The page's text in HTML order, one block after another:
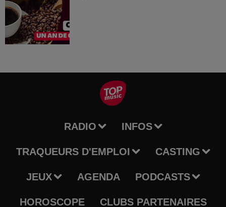
RADIO INFOS
TRAQUEURS D'EMPLOI CASTING
JEUX AGENDA PODCASTS
HOROSCOPE CLUBS PARTENAIRES